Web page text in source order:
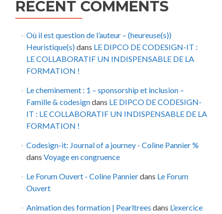
RECENT COMMENTS
Où il est question de l’auteur – (heureuse(s))
Heuristique(s)dans LE DIPCO DE CODESIGN-IT :
LE COLLABORATIF UN INDISPENSABLE DE LA
FORMATION !
Le cheminement : 1 – sponsorship et inclusion –
Famille & codesigndans LE DIPCO DE CODESIGN-
IT : LE COLLABORATIF UN INDISPENSABLE DE LA
FORMATION !
Codesign-it: Journal of a journey - Coline Pannier %
dans Voyage en congruence
Le Forum Ouvert - Coline Pannierdans Le Forum
Ouvert
Animation des formation | Pearltrees dans L’exercice